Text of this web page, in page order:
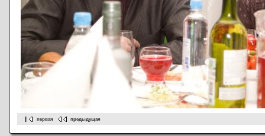
первая предыдущая